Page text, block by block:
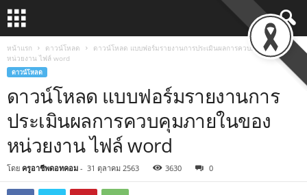
หน้าแรก ดาวน์โหลด
ดาวน์โหลด แบบฟอร์มรายงานการประเมินผลการควบคุมภายในของ
หน่วยงาน ไฟล์ word
ดาวน์โหลด
ดาวน์โหลด แบบฟอร์มรายงานการ
ประเมินผลการควบคุมภายในของ
หน่วยงาน ไฟล์ word
โดย ครูอาชีพดอทคอม - 31 ตุลาคม 2563 3630 0